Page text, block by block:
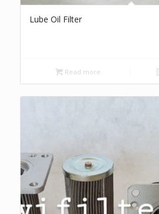
Lube Oil Filter
Read more